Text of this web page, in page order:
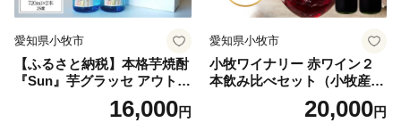
愛知県小牧市
【ふるさと納税】本格芋焼酎
『Sun』芋グラッセ アウトド
ア ソロキャンプ ベランピン
グ 巣ごもり 就労支援16,000円
愛知県小牧市
小牧ワイナリー 赤ワイン２
本飲み比べセット（小牧産ぶ
どう100％使用）20,000円